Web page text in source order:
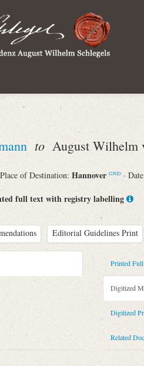
toAugust Wilhelm
Place of Destination: Hannover GND ·
full text with registry labelling
Editorial Guidelines Print
Schlegel
Printed
Digitized
Digitized
Related